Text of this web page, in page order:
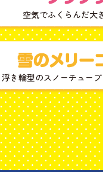
空気でふくらんだ大
浮き輪型のスノーチュー